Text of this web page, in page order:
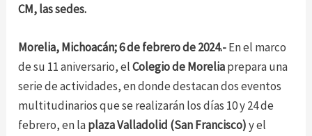
CM, las sedes.
Morelia, Michoacán; 6 de febrero de 2024.-En el marco
de su 11 aniversario, elColegio de Moreliaprepara una
serie de actividades, en donde destacan dos eventos
multitudinarios que se realizarán los días 10 y 24 de
febrero, en laplaza Valladolid (San Francisco)y el